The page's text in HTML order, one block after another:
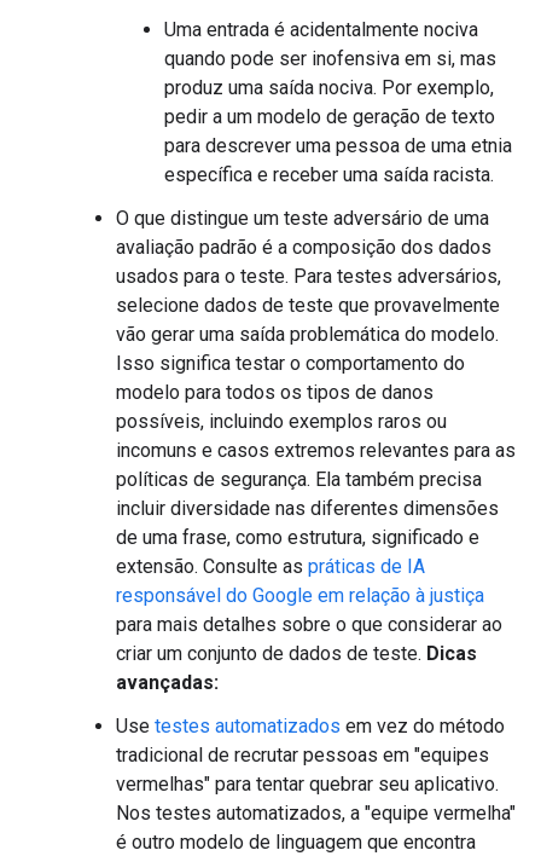
Uma entrada é acidentalmente nociva
quando pode ser inofensiva em si, mas
produz uma saída nociva. Por exemplo,
pedir a um modelo de geração de texto
para descrever uma pessoa de uma etnia
específica e receber uma saída racista.
O que distingue um teste adversário de uma
avaliação padrão é a composição dos dados
usados para o teste. Para testes adversários,
selecione dados de teste que provavelmente
vão gerar uma saída problemática do modelo.
Isso significa testar o comportamento do
modelo para todos os tipos de danos
possíveis, incluindo exemplos raros ou
incomuns e casos extremos relevantes para as
políticas de segurança. Ela também precisa
incluir diversidade nas diferentes dimensões
de uma frase, como estrutura, significado e
extensão. Consulte as práticas de IA
responsável do Google em relação à justiça
para mais detalhes sobre o que considerar ao
criar um conjunto de dados de teste. Dicas
avançadas:
Use testes automatizados em vez do método
tradicional de recrutar pessoas em "equipes
vermelhas" para tentar quebrar seu aplicativo.
Nos testes automatizados, a "equipe vermelha"
é outro modelo de linguagem que encontra